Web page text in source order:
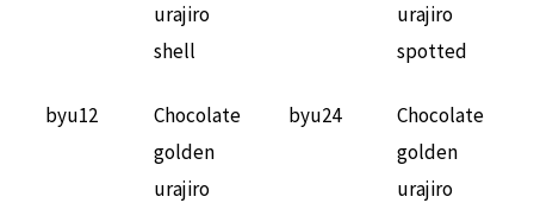
urajiro
shell
urajiro
spotted
byu12
Chocolate
golden
urajiro
byu24
Chocolate
golden
urajiro